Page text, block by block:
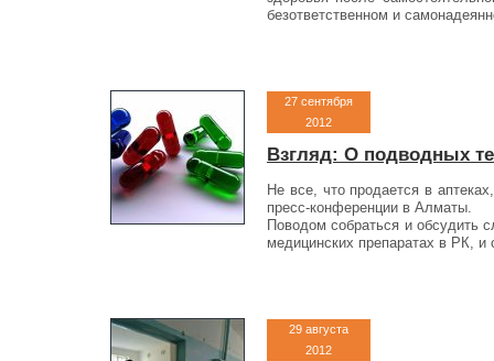
безответственном и
27 сентября
2012
Взгляд: О подводных
Не все, что продается в
пресс-конференции в Алматы.
Поводом собраться и обсудить
медицинских препаратах в РК,
29 августа
2012